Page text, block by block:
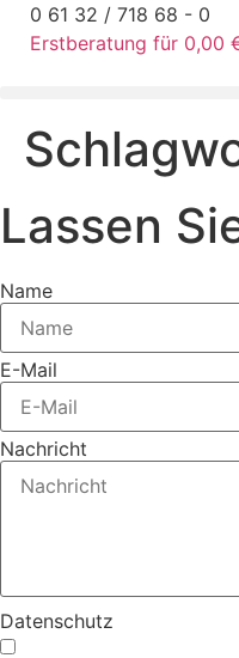
Zum
Inhalt
0 61 32 / 718 68 - 0
Erstberatung für 0,00
Lassen
Name
E-Mail
Nachricht
Datenschutz